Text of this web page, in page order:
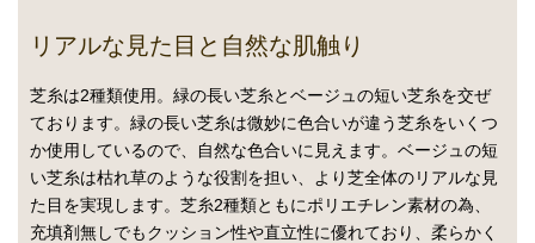
リアルな見た目と自然な肌触り
芝糸は2種類使用。緑の長い芝糸とベージュの短い芝糸を交ぜ
ております。緑の長い芝糸は微妙に色合いが違う芝糸をいくつ
か使用しているので、自然な色合いに見えます。ベージュの短
い芝糸は枯れ草のような役割を担い、より芝全体のリアルな見
た目を実現します。芝糸2種類ともにポリエチレン素材の為、
充填剤無しでもクッション性や直立性に優れており、柔らかく